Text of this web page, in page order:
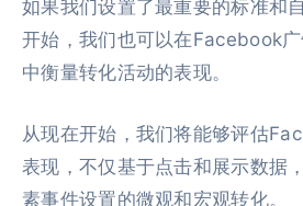
如果我们设置了最重要的标准和
开始，我们也可以在Facebook
中衡量转化活动的表现。
从现在开始，我们将能够评估
表现，不仅基于点击和展示数据
素事件设置的微观和宏观转化。